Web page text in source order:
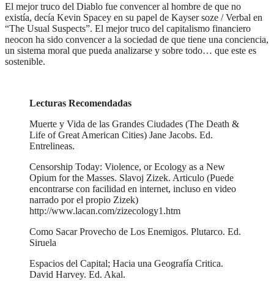
El mejor truco del Diablo fue convencer al hombre de que no
existía, decía Kevin Spacey en su papel de Kayser soze / Verbal en
“The Usual Suspects”. El mejor truco del capitalismo financiero
neocon ha sido convencer a la sociedad de que tiene una conciencia,
un sistema moral que pueda analizarse y sobre todo… que este es
sostenible.
Lecturas Recomendadas
Muerte y Vida de las Grandes Ciudades (The Death &
Life of Great American Cities) Jane Jacobs. Ed.
Entrelineas.
Censorship Today: Violence, or Ecology as a New
Opium for the Masses. Slavoj Zizek. Articulo (Puede
encontrarse con facilidad en internet, incluso en video
narrado por el propio Zizek)
http://www.lacan.com/zizecology1.htm
Como Sacar Provecho de Los Enemigos. Plutarco. Ed.
Siruela
Espacios del Capital; Hacia una Geografía Critica.
David Harvey. Ed. Akal.